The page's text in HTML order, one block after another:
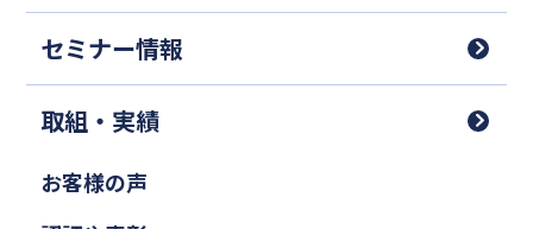
セミナー情報
取組・実績
お客様の声